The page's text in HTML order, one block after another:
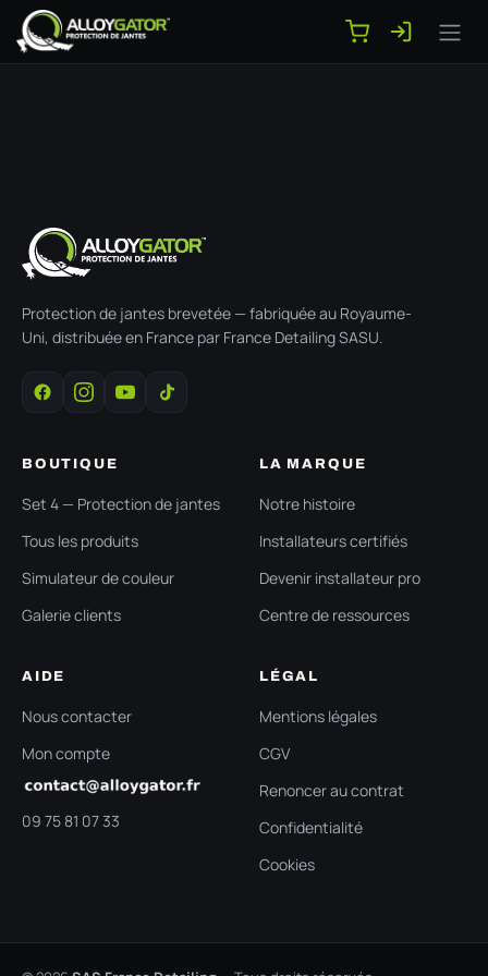
Se rendre au contenu
Protection de jantes brevetée — fabriquée au Royaume-
Uni, distribuée en France par France Detailing SASU.
BOUTIQUE
Set 4 — Protection de jantes
Tous les produits
Simulateur de couleur
Galerie clients
LA MARQUE
Notre histoire
Installateurs certifiés
Devenir installateur pro
Centre de ressources
AIDE
Nous contacter
Mon compte
09 75 81 07 33
LÉGAL
Mentions légales
CGV
Renoncer au contrat
Confidentialité
Cookies